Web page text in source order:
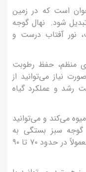
است که در زمین
شود. نهال گوجه
نور آفتاب درست و
منظم، حفظ رطوبت
نیاز می‌توانید از
رشد و عملکرد گیاه
می‌کند و می‌توانید
گوجه سبز بستگی به
شرایط آب و هوایی و محیطی دارد و معمولاً در حدود ۷۰ تا ۹۰